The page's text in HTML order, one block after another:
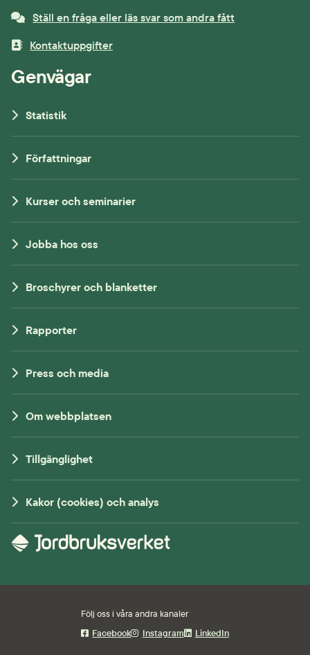
Ställ en fråga eller läs svar som andra fått
Kontaktuppgifter
Genvägar
Statistik
Författningar
Kurser och seminarier
Jobba hos oss
Broschyrer och blanketter
Rapporter
Press och media
Om webbplatsen
Tillgänglighet
Kakor (cookies) och analys
Följ oss i våra andra kanaler
Facebook
Instagram LinkedIn